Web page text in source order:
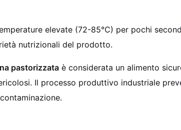
elevate (72-85°C) per pochi
nutrizionali del prodotto.
pastorizzata è considerata un alimento
Il processo produttivo industriale